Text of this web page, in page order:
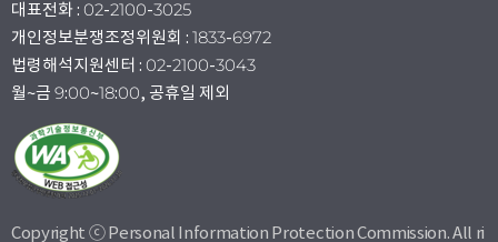
대표전화 : 02-2100-3025
개인정보분쟁조정위원회 : 1833-6972
법령해석지원센터 : 02-2100-3043
월~금 9:00~18:00, 공휴일 제외
Copyright ⓒ Personal Information Protection Commission. All ri